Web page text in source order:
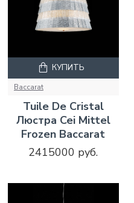
Baccarat
Tuile De Cristal
Люстра Cei Mittel
Frozen Baccarat
2415000 руб.
КУПИТЬ